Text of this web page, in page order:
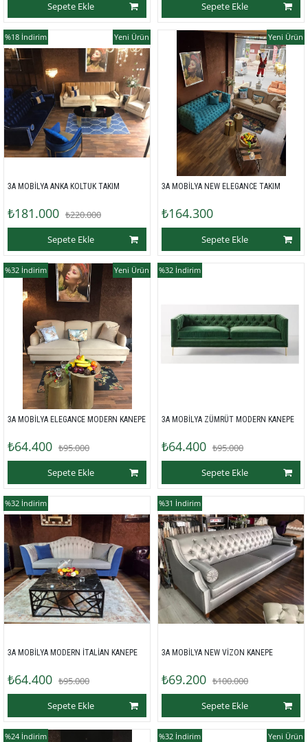
Sepete Ekle Sepete Ekle
3A MOBİLYA ANKA KOLTUK TAKIM
₺181.000 ₺220.000
Sepete Ekle
%18 İndirim Yeni Ürün
3A MOBİLYA NEW ELEGANCE TAKIM
₺164.300
Sepete Ekle
Yeni Ürün
3A MOBİLYA ELEGANCE MODERN KANEPE
₺64.400 ₺95.000
Sepete Ekle
%32 İndirim Yeni Ürün
3A MOBİLYA ZÜMRÜT MODERN KANEPE
₺64.400 ₺95.000
Sepete Ekle
%32 İndirim
3A MOBİLYA MODERN İTALİAN KANEPE
₺64.400 ₺95.000
Sepete Ekle
%32 İndirim
3A MOBİLYA NEW VİZON KANEPE
₺69.200 ₺100.000
Sepete Ekle
%31 İndirim
%24 İndirim %32 İndirim Yeni Ürün